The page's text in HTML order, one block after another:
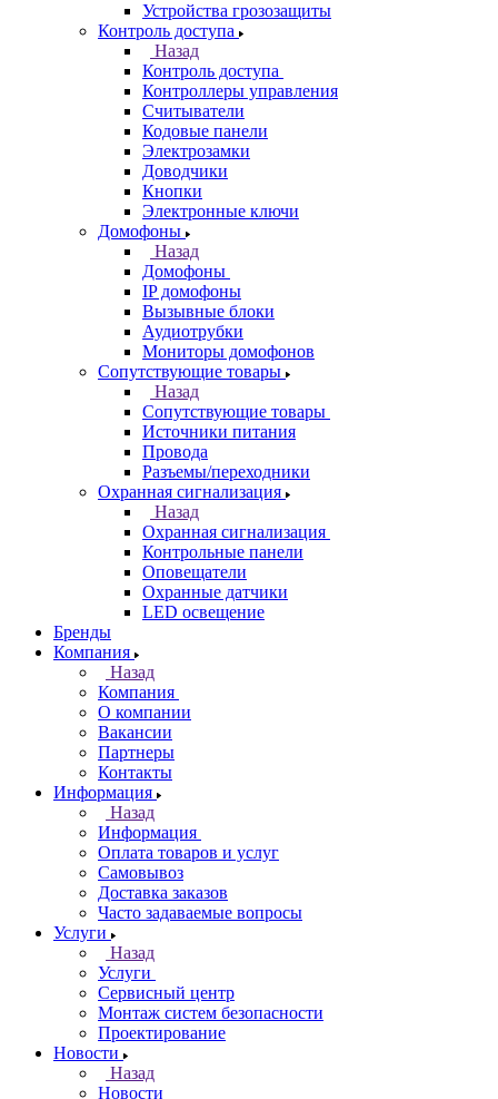
Устройства грозозащиты
Контроль доступа
Назад
Контроль доступа
Контроллеры управления
Считыватели
Кодовые панели
Электрозамки
Доводчики
Кнопки
Электронные ключи
Домофоны
Назад
Домофоны
IP домофоны
Вызывные блоки
Аудиотрубки
Мониторы домофонов
Сопутствующие товары
Назад
Сопутствующие товары
Источники питания
Провода
Разъемы/переходники
Охранная сигнализация
Назад
Охранная сигнализация
Контрольные панели
Оповещатели
Охранные датчики
LED освещение
Бренды
Компания
Назад
Компания
О компании
Вакансии
Партнеры
Контакты
Информация
Назад
Информация
Оплата товаров и услуг
Самовывоз
Доставка заказов
Часто задаваемые вопросы
Услуги
Назад
Услуги
Сервисный центр
Монтаж систем безопасности
Проектирование
Новости
Назад
Новости